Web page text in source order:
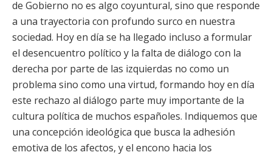
de Gobierno no es algo coyuntural, sino que responde
a una trayectoria con profundo surco en nuestra
sociedad. Hoy en día se ha llegado incluso a formular
el desencuentro político y la falta de diálogo con la
derecha por parte de las izquierdas no como un
problema sino como una virtud, formando hoy en día
este rechazo al diálogo parte muy importante de la
cultura política de muchos españoles. Indiquemos que
una concepción ideológica que busca la adhesión
emotiva de los afectos, y el encono hacia los